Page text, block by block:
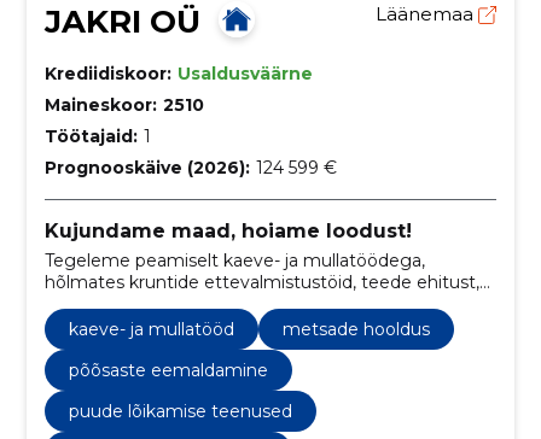
JAKRI OÜ Läänemaa
Krediidiskoor: Usaldusväärne
Maineskoor: 2510
Töötajaid: 1
Prognooskäive (2026): 124 599 €
Kujundame maad, hoiame loodust!
Tegeleme peamiselt kaeve- ja mullatöödega,
hõlmates kruntide ettevalmistustöid, teede ehitust,
võsalõikust ning palju muud. Eesmärk on tagada
klientidele terviklik lahendus.
kaeve- ja mullatööd
metsade hooldus
põõsaste eemaldamine
puude lõikamise teenused